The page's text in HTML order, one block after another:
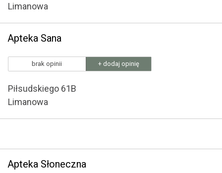
Limanowa
Apteka Sana
brak opinii + dodaj opinię
Piłsudskiego 61B
Limanowa
Apteka Słoneczna